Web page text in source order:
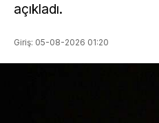
açıkladı.
Giriş: 05-08-2026 01:20